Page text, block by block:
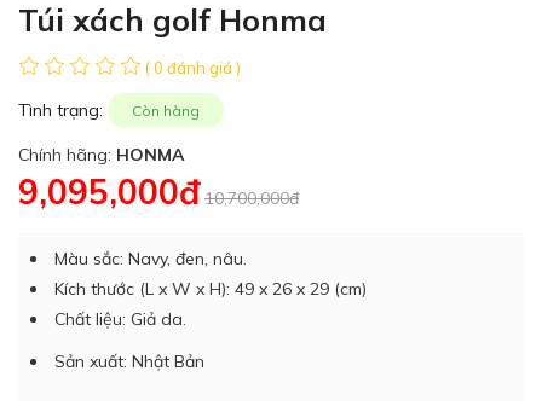
Túi xách golf Honma
( 0 đánh giá )
Tình trạng: Còn hàng
Chính hãng: HONMA
9,095,000đ 10,700,000đ
Màu sắc: Navy, đen, nâu.
Kích thước (L x W x H): 49 x 26 x 29 (cm)
Chất liệu: Giả da.
Sản xuất: Nhật Bản